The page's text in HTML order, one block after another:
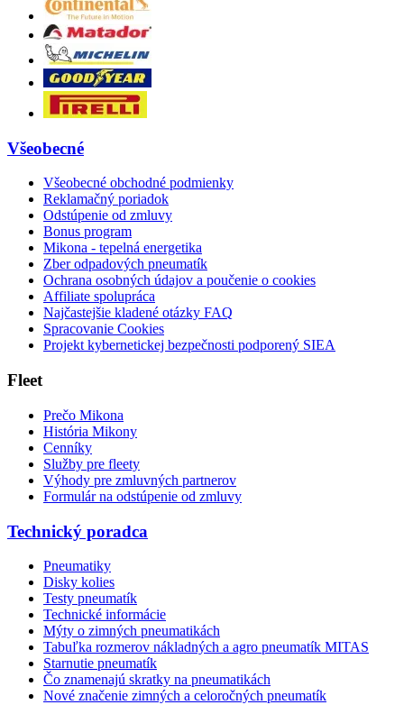
Všeobecné
Všeobecné obchodné podmienky
Reklamačný poriadok
Odstúpenie od zmluvy
Bonus program
Mikona - tepelná energetika
Zber odpadových pneumatík
Ochrana osobných údajov a poučenie o cookies
Affiliate spolupráca
Najčastejšie kladené otázky FAQ
Spracovanie Cookies
Projekt kybernetickej bezpečnosti podporený SIEA
Fleet
Prečo Mikona
História Mikony
Cenníky
Služby pre fleety
Výhody pre zmluvných partnerov
Formulár na odstúpenie od zmluvy
Technický poradca
Pneumatiky
Disky kolies
Testy pneumatík
Technické informácie
Mýty o zimných pneumatikách
Tabuľka rozmerov nákladných a agro pneumatík MITAS
Starnutie pneumatík
Čo znamenajú skratky na pneumatikách
Nové značenie zimných a celoročných pneumatík